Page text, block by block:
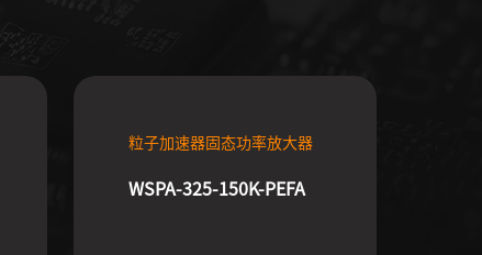
粒子加速器固态功率放大器
WSPA-325-150K-PEFA